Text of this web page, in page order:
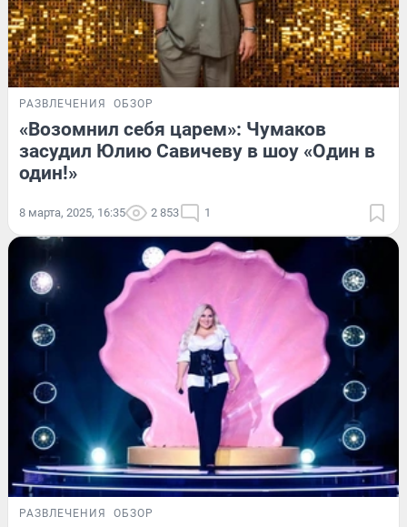
РАЗВЛЕЧЕНИЯ ОБЗОР
«Возомнил себя царем»: Чумаков
засудил Юлию Савичеву в шоу «Один в
один!»
8 марта, 2025, 16:35 2 853 1
РАЗВЛЕЧЕНИЯ ОБЗОР